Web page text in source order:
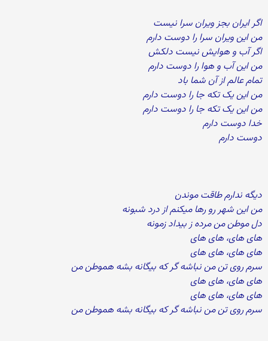
اگر ایران بجز ویران سرا نیست
من این ویران سرا را دوست دارم
اگر آب و هوایش نیست دلکش
من این آب و هوا را دوست دارم
تمام عالم از آن شما باد
من این یک تکه جا را دوست دارم
من این یک تکه جا را دوست دارم
خدا دوست دارم
دوست دارم
دیگه ندارم طاقت موندن
من این شهر رو رها میکنم از درد شبونه
دل موطن من مرده ز بیداد زمونه
های های، های های
های های، های های
سرم روی تن من نباشه گر که بیگانه بشه هموطن من
های های، های های
های های، های های
سرم روی تن من نباشه گر که بیگانه بشه هموطن من